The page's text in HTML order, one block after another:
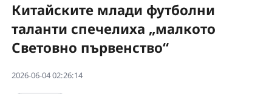
Китайските млади футболни
таланти спечелиха „малкото
Световно първенство“
2026-06-04 02:26:14